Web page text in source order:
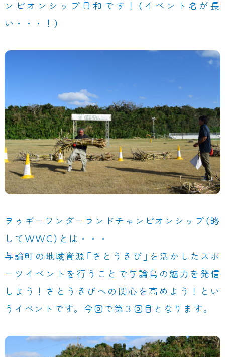
ンピオンシップ日和です！（イベント名が長
い・・・！）
ヲゥギーワンダーランドチャンピオンシップ（略
してWWC）とは・・・
与論町の地域資源「さとうきび」を活かしたスポ
ーツイベントを行うことで与論島の魅力を発信
しよう！さとうきびへの関心を高めよう！とい
うイベントです。今回で第３回目となります。